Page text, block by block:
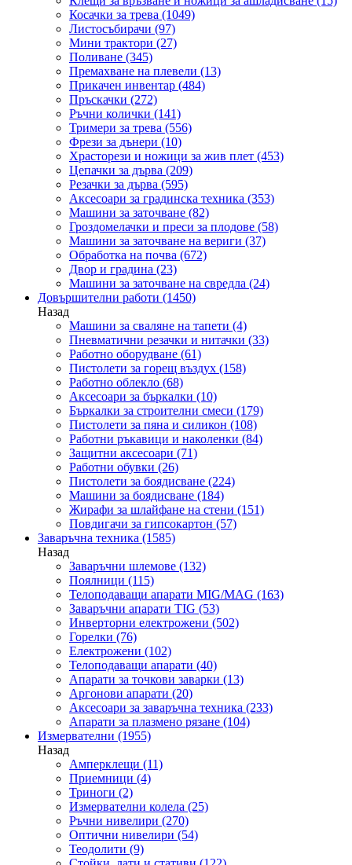
Косачки за трева (1049)
Листосъбирачи (97)
Мини трактори (27)
Поливане (345)
Премахване на плевели (13)
Прикачен инвентар (484)
Пръскачки (272)
Ръчни колички (141)
Тримери за трева (556)
Фрези за дънери (10)
Храсторези и ножици за жив плет (453)
Цепачки за дърва (209)
Резачки за дърва (595)
Аксесоари за градинска техника (353)
Машини за заточване (82)
Гроздомелачки и преси за плодове (58)
Машини за заточване на вериги (37)
Обработка на почва (672)
Двор и градина (23)
Машини за заточване на свредла (24)
Довършителни работи (1450)
Назад
Машини за сваляне на тапети (4)
Пневматични резачки и нитачки (33)
Работно оборудване (61)
Пистолети за горещ въздух (158)
Работно облекло (68)
Аксесоари за бъркалки (10)
Бъркалки за строителни смеси (179)
Пистолети за пяна и силикон (108)
Работни ръкавици и наколенки (84)
Защитни аксесоари (71)
Работни обувки (26)
Пистолети за боядисване (224)
Машини за боядисване (184)
Жирафи за шлайфане на стени (151)
Повдигачи за гипсокартон (57)
Заваръчна техника (1585)
Назад
Заваръчни шлемове (132)
Поялници (115)
Телоподаващи апарати MIG/MAG (163)
Заваръчни апарати TIG (53)
Инверторни електрожени (502)
Горелки (76)
Електрожени (102)
Телоподаващи апарати (40)
Апарати за точкови заварки (13)
Аргонови апарати (20)
Аксесоари за заваръчна техника (233)
Апарати за плазмено рязане (104)
Измервателни (1955)
Назад
Амперклещи (11)
Приемници (4)
Триноги (2)
Измервателни колела (25)
Ръчни нивелири (270)
Оптични нивелири (54)
Теодолити (9)